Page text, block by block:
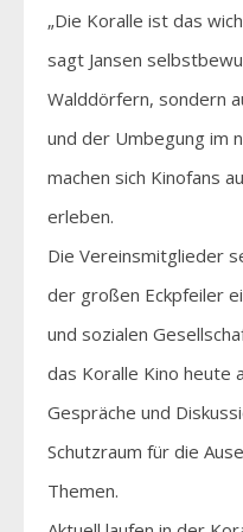
„Die Koralle ist das
sagt Jansen
Walddörfern, sondern
und der Umbegung im
machen sich Kinofans
erleben.
Die Vereinsmitglieder
der großen Eckpfeiler
und sozialen
das Koralle Kino heute
Gespräche und
Schutzraum für die
Themen.